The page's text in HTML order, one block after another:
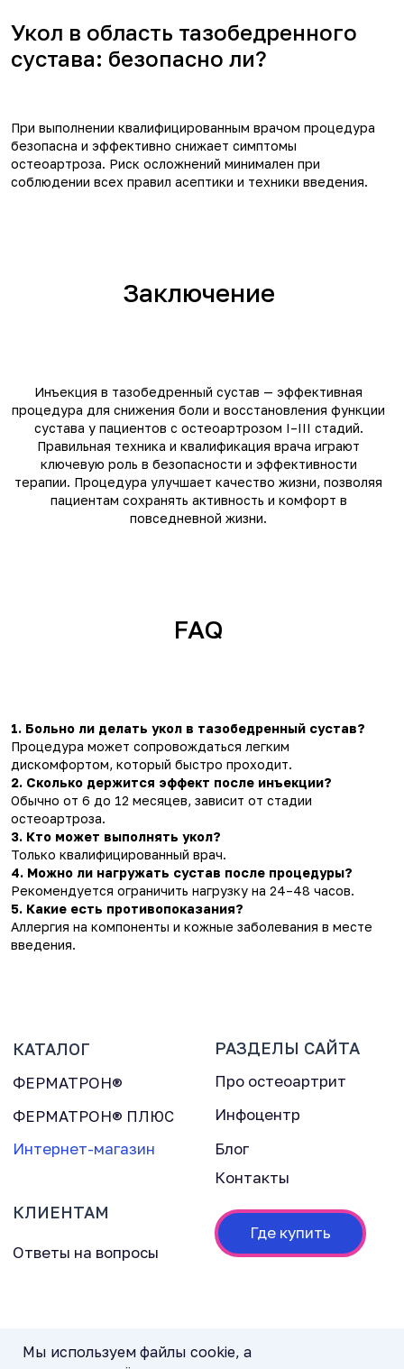
Укол в область тазобедренного
сустава: безопасно ли?
При выполнении квалифицированным врачом процедура
безопасна и эффективно снижает симптомы
остеоартроза. Риск осложнений минимален при
соблюдении всех правил асептики и техники введения.
Заключение
Инъекция в тазобедренный сустав — эффективная
процедура для снижения боли и восстановления функции
сустава у пациентов с остеоартрозом I–III стадий.
Правильная техника и квалификация врача играют
ключевую роль в безопасности и эффективности
терапии. Процедура улучшает качество жизни, позволяя
пациентам сохранять активность и комфорт в
повседневной жизни.
FAQ
1. Больно ли делать укол в тазобедренный сустав?
Процедура может сопровождаться легким
дискомфортом, который быстро проходит.
2. Сколько держится эффект после инъекции?
Обычно от 6 до 12 месяцев, зависит от стадии
остеоартроза.
3. Кто может выполнять укол?
Только квалифицированный врач.
4. Можно ли нагружать сустав после процедуры?
Рекомендуется ограничить нагрузку на 24–48 часов.
5. Какие есть противопоказания?
Аллергия на компоненты и кожные заболевания в месте
введения.
Мы используем файлы cookie, а